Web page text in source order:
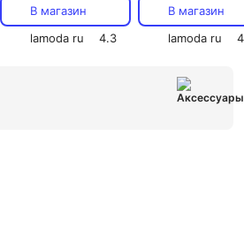
В магазин
lamoda ru
4.3
В магазин
lamoda ru